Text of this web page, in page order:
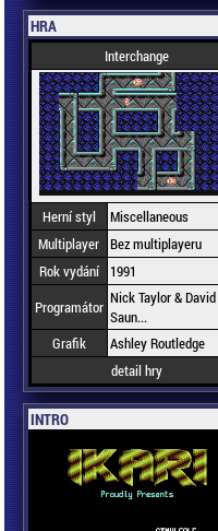
HRA
Interchange
Herní styl
Miscellaneous
Multiplayer Bez multiplayeru
Rok vydání
1991
Programátor Nick Taylor & David
Saun...
Grafik
Ashley Routledge
detail hry
INTRO